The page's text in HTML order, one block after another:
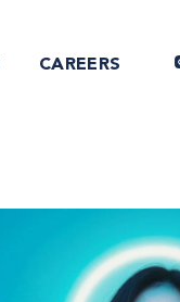
CAREERS